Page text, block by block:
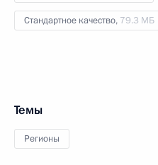
Стандартное качество, 79.3 МБ
Темы
Регионы